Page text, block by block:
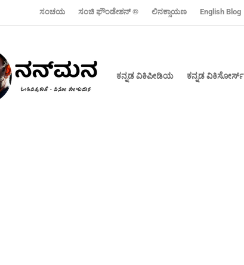
ಸಂಚಯ ಸಂಚಿ ಫೌಂಡೇಶನ್ ‍® ಲಿನಕ್ಸಾಯಣ ‍English Blog
ಕನ್ನಡ ವಿಕಿಪೀಡಿಯ ಕನ್ನಡ ವಿಕಿಸೋರ್ಸ್